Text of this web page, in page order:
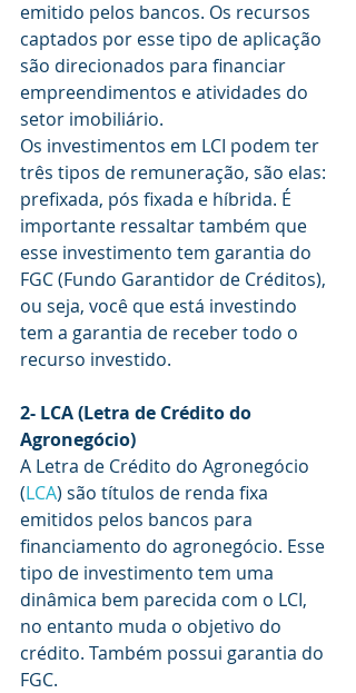
emitido pelos bancos. Os recursos
captados por esse tipo de aplicação
são direcionados para financiar
empreendimentos e atividades do
setor imobiliário.
Os investimentos em LCI podem ter
três tipos de remuneração, são elas:
prefixada, pós fixada e híbrida. É
importante ressaltar também que
esse investimento tem garantia do
FGC (Fundo Garantidor de Créditos),
ou seja, você que está investindo
tem a garantia de receber todo o
recurso investido.
2- LCA (Letra de Crédito do
Agronegócio)
A Letra de Crédito do Agronegócio
(LCA) são títulos de renda fixa
emitidos pelos bancos para
financiamento do agronegócio. Esse
tipo de investimento tem uma
dinâmica bem parecida com o LCI,
no entanto muda o objetivo do
crédito. Também possui garantia do
FGC.